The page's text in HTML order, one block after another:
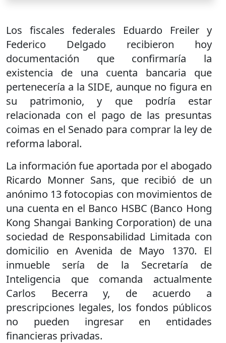
Los fiscales federales Eduardo Freiler y
Federico Delgado recibieron hoy
documentación que confirmaría la
existencia de una cuenta bancaria que
pertenecería a la SIDE, aunque no figura en
su patrimonio, y que podría estar
relacionada con el pago de las presuntas
coimas en el Senado para comprar la ley de
reforma laboral.
La información fue aportada por el abogado
Ricardo Monner Sans, que recibió de un
anónimo 13 fotocopias con movimientos de
una cuenta en el Banco HSBC (Banco Hong
Kong Shangai Banking Corporation) de una
sociedad de Responsabilidad Limitada con
domicilio en Avenida de Mayo 1370. El
inmueble sería de la Secretaría de
Inteligencia que comanda actualmente
Carlos Becerra y, de acuerdo a
prescripciones legales, los fondos públicos
no pueden ingresar en entidades
financieras privadas.